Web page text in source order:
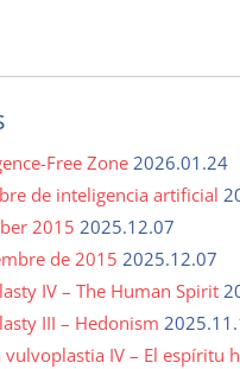
Free Zone 2026.01.24
de inteligencia artificial
2015 2025.12.07
de 2015 2025.12.07
IV – The Human Spirit
III – Hedonism
vulvoplastia IV – El espíritu